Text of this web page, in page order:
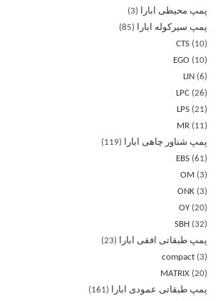
پمپ محیطی ابارا
3
پمپ سیرکوله ابارا
85
CTS
10
EGO
10
LIN
6
LPC 26
LPS 21
MR
11
پمپ شناور چاهی ابارا
119
EBS 61
OM
3
ONK 3
OY 20
SBH
32
پمپ طبقاتی افقی ابارا
23
compact 3
MATRIX 20
پمپ طبقاتی عمودی ابارا
161